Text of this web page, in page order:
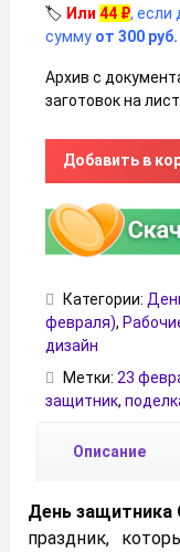
🏷️ Или 44 ₽, если
сумму от 300 руб.
Архив с
заготовок на
Количество
Добавить в
Категории:
февраля),
дизайн
Метки: 23
защитник,
Описание
День защитника
праздник,